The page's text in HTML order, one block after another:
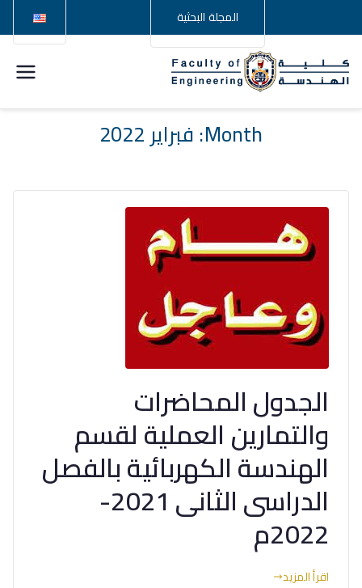
المجلة البحثية
كلية
الهندسة –
جامعة
سوهاج
Month: فبراير 2022
الجدول المحاضرات
والتمارين العملية لقسم
الهندسة الكهربائية بالفصل
الدراسى الثانى 2021-
2022م
اقرأ المزيد